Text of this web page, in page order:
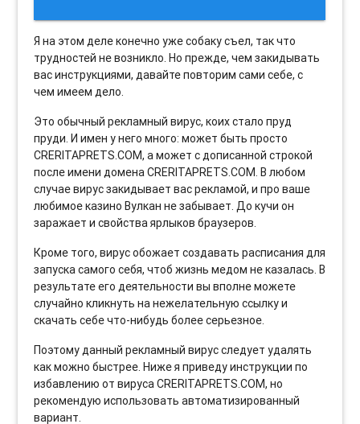
Я на этом деле конечно уже собаку съел, так что
трудностей не возникло. Но прежде, чем закидывать
вас инструкциями, давайте повторим сами себе, с
чем имеем дело.
Это обычный рекламный вирус, коих стало пруд
пруди. И имен у него много: может быть просто
CRERITAPRETS.COM, а может с дописанной строкой
после имени домена CRERITAPRETS.COM. В любом
случае вирус закидывает вас рекламой, и про ваше
любимое казино Вулкан не забывает. До кучи он
заражает и свойства ярлыков браузеров.
Кроме того, вирус обожает создавать расписания для
запуска самого себя, чтоб жизнь медом не казалась. В
результате его деятельности вы вполне можете
случайно кликнуть на нежелательную ссылку и
скачать себе что-нибудь более серьезное.
Поэтому данный рекламный вирус следует удалять
как можно быстрее. Ниже я приведу инструкции по
избавлению от вируса CRERITAPRETS.COM, но
рекомендую использовать автоматизированный
вариант.